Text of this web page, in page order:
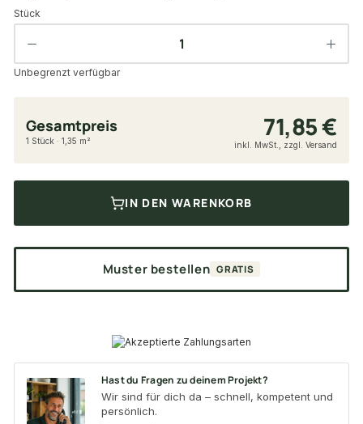
Stück
Unbegrenzt verfügbar
Gesamtpreis 71,85 €
1 Stück · 1,35 m² inkl. MwSt., zzgl. Versand
IN DEN WARENKORB
Muster bestellen GRATIS
Hast du Fragen zu deinem Projekt?
Wir sind für dich da – schnell, kompetent und
persönlich.